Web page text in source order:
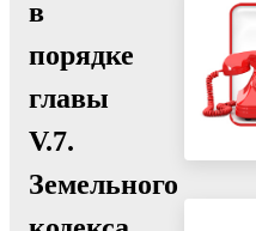
в
порядке
главы
V.7.
Земельного